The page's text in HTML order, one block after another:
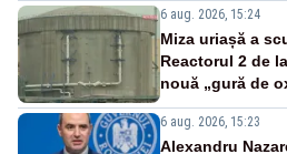
6 aug. 2026, 15:24
Miza uriașă a
Reactorul 2 de
nouă „gură de
6 aug. 2026, 15:23
Alexandru